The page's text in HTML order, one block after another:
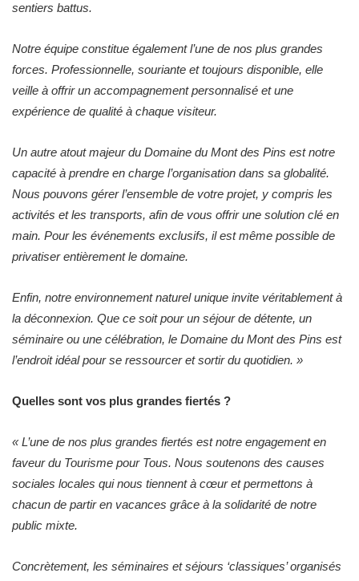
sentiers battus.
Notre équipe constitue également l’une de nos plus grandes
forces. Professionnelle, souriante et toujours disponible, elle
veille à offrir un accompagnement personnalisé et une
expérience de qualité à chaque visiteur.
Un autre atout majeur du Domaine du Mont des Pins est notre
capacité à prendre en charge l’organisation dans sa globalité.
Nous pouvons gérer l’ensemble de votre projet, y compris les
activités et les transports, afin de vous offrir une solution clé en
main. Pour les événements exclusifs, il est même possible de
privatiser entièrement le domaine.
Enfin, notre environnement naturel unique invite véritablement à
la déconnexion. Que ce soit pour un séjour de détente, un
séminaire ou une célébration, le Domaine du Mont des Pins est
l’endroit idéal pour se ressourcer et sortir du quotidien. »
Quelles sont vos plus grandes fiertés ?
« L’une de nos plus grandes fiertés est notre engagement en
faveur du Tourisme pour Tous. Nous soutenons des causes
sociales locales qui nous tiennent à cœur et permettons à
chacun de partir en vacances grâce à la solidarité de notre
public mixte.
Concrètement, les séminaires et séjours ‘classiques’ organisés